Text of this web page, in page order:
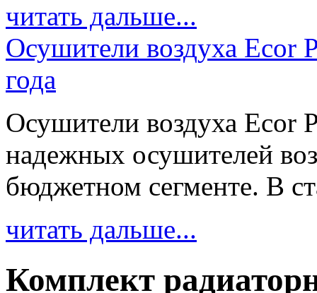
читать дальше...
Осушители воздуха Ecor
года
Осушители воздуха Ecor
надежных осушителей
бюджетном сегменте. В
читать дальше...
Комплект